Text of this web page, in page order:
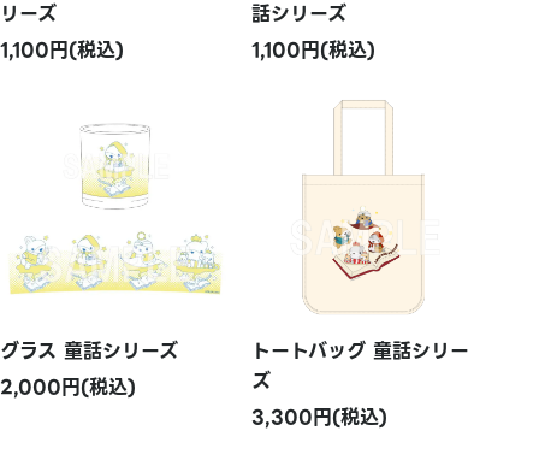
リーズ
1,100円(税込)
話シリーズ
1,100円(税込)
グラス 童話シリーズ
2,000円(税込)
トートバッグ 童話シリー
ズ
3,300円(税込)